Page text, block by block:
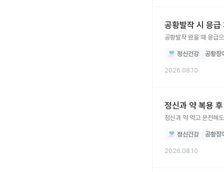
공황발작 시 응
공황발작 왔을 때 응급
정신건강 공황장
2026.08.10
정신과 약 복용
정신과 약 먹고 운전해
정신건강 공황장
2026.08.10